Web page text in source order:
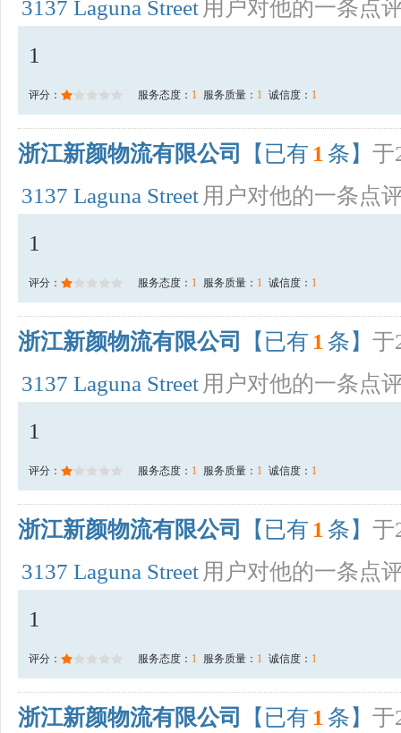
3137 Laguna Street 用户对他的一条点
1
评分： 服务态度： 1 服务质量： 1 诚信度： 1
浙江新颜物流有限公司 【已有 1 条】 于
3137 Laguna Street 用户对他的一条点
1
评分： 服务态度： 1 服务质量： 1 诚信度： 1
浙江新颜物流有限公司 【已有 1 条】 于
3137 Laguna Street 用户对他的一条点
1
评分： 服务态度： 1 服务质量： 1 诚信度： 1
浙江新颜物流有限公司 【已有 1 条】 于
3137 Laguna Street 用户对他的一条点
1
评分： 服务态度： 1 服务质量： 1 诚信度： 1
浙江新颜物流有限公司 【已有 1 条】 于